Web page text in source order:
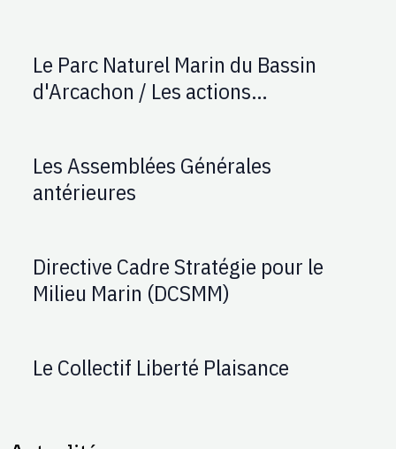
Le Parc Naturel Marin du Bassin
d'Arcachon / Les actions
Les Assemblées Générales
antérieures
Directive Cadre Stratégie pour le
Milieu Marin (DCSMM)
Le Collectif Liberté Plaisance